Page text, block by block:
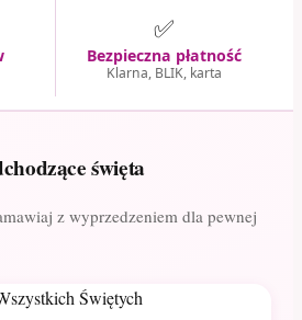
✅
Bezpieczna płatność
Klarna, BLIK, karta
święta
z wyprzedzeniem dla pewnej